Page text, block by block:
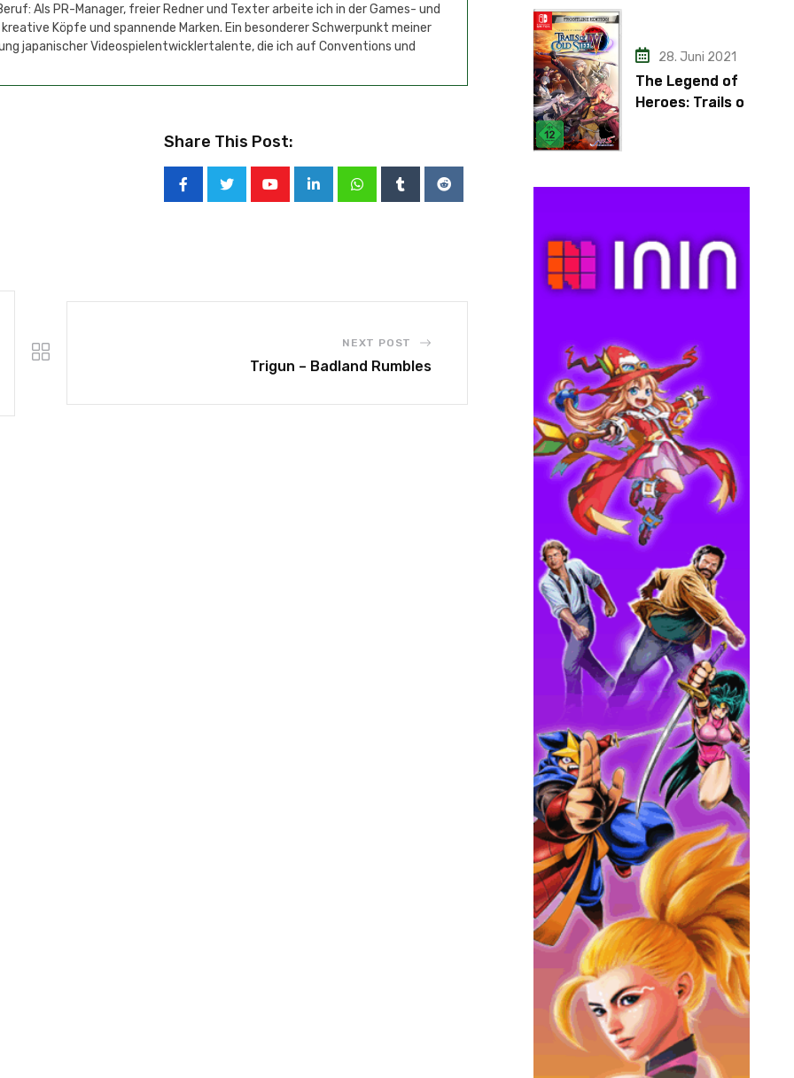
Als PR-Manager, freier Redner und Texter arbeite ich in der Games- und
Köpfe und spannende Marken. Ein besonderer Schwerpunkt meiner
japanischer Videospielentwicklertalente, die ich auf Conventions und
Share This Post:
NEXT POST
Trigun – Badland Rumbles
28. Juni 2021
The Legend of
Heroes: Trails of